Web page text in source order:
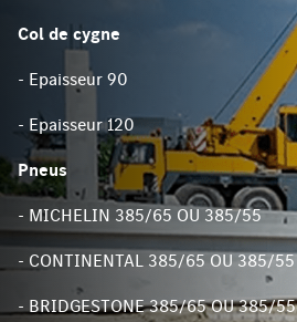
Col de cygne
- Epaisseur 90
- Epaisseur 120
Pneus
- MICHELIN 385/65 OU 385/55
- CONTINENTAL 385/65 OU 385/55
- BRIDGESTONE 385/65 OU 385/55